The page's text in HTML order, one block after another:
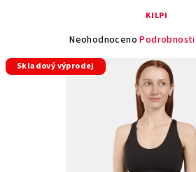
KILPI
Průměrné
produktu
hvězdiček.
Neohodnoceno
Skladový výprodej